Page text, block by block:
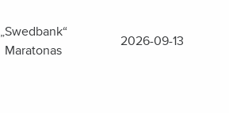
„Swedbank“
Maratonas
2026-09-13